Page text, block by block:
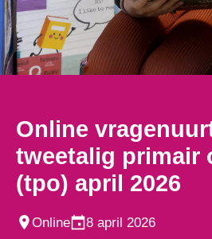
Online
tweetalig primair
(tpo) april 2026
Online 8 april 2026